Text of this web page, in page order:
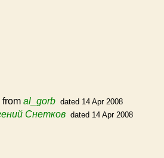
from al_gorb dated 14 Apr 2008
Снетков dated 14 Apr 2008